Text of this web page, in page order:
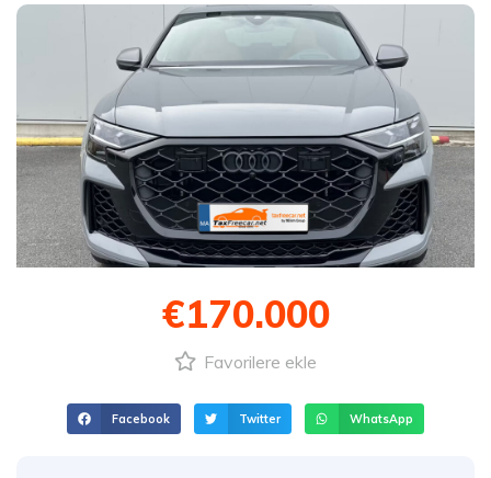
€170.000
Favorilere ekle
Facebook Twitter WhatsApp